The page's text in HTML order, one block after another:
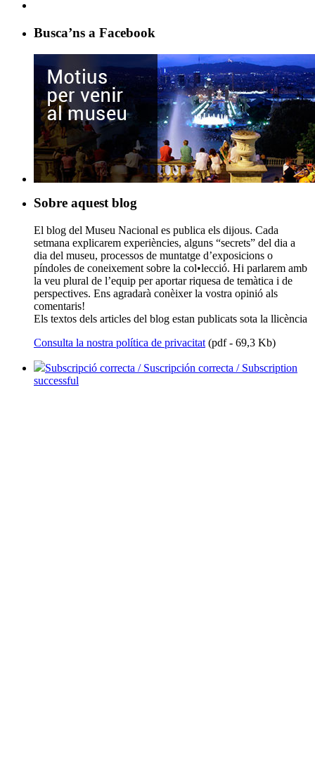
Busca’ns a Facebook
Sobre aquest blog
El blog del Museu Nacional es publica els dijous. Cada
setmana explicarem experiències, alguns “secrets” del dia a
dia del museu, processos de muntatge d’exposicions o
píndoles de coneixement sobre la col•lecció. Hi parlarem amb
la veu plural de l’equip per aportar riquesa de temàtica i de
perspectives. Ens agradarà conèixer la vostra opinió als
comentaris!
Els textos dels articles del blog estan publicats sota la llicència
Consulta la nostra política de privacitat (pdf - 69,3 Kb)
Subscripció correcta / Suscripción correcta / Subscription
successful